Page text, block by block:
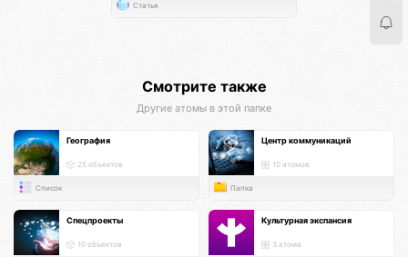
Статья
Смотрите также
Другие атомы в этой папке
География
25 объектов
Список
Центр коммуникаций
10 атомов
Папка
Спецпроекты
10 объектов
Культурная экспансия
3 атома